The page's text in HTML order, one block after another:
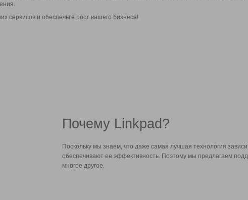
сервисов и обеспечьте рост вашего бизнеса!
Почему Linkpad?
Поскольку мы знаем, что даже самая лучшая технология
обеспечивают ее эффективность. Поэтому мы предлагаем
многое другое.